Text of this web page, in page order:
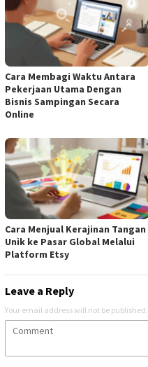
Cara Membagi Waktu Antara
Pekerjaan Utama Dengan
Bisnis Sampingan Secara
Online
Cara Menjual Kerajinan Tangan
Unik ke Pasar Global Melalui
Platform Etsy
Leave a Reply
Your email address will not be published.